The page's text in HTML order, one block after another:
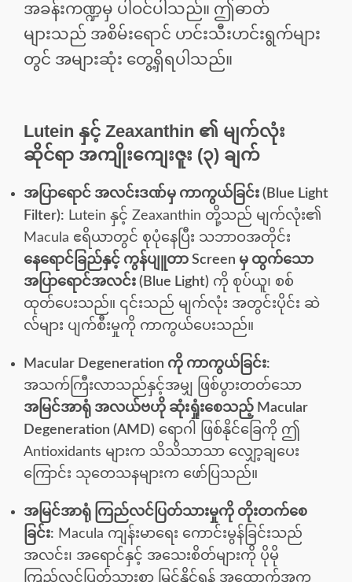
အခန်းကဏ္ဍမှ ပါဝင်ပါသည်။ ဤဓာတ်
များသည် အစိမ်းရောင် ဟင်းသီးဟင်းရွက်များ
တွင် အများဆုံး တွေ့ရှိရပါသည်။
Lutein နှင့် Zeaxanthin ၏ မျက်လုံး
ဆိုင်ရာ အကျိုးကျေးဇူး (၃) ချက်
အပြာရောင် အလင်းဒဏ်မှ ကာကွယ်ခြင်း (Blue Light
Filter): Lutein နှင့် Zeaxanthin တို့သည် မျက်လုံး၏
Macula ဧရိယာတွင် စုပုံနေပြီး သဘာဝအတိုင်း
နေရောင်ခြည်နှင့် ကွန်ပျူတာ Screen မှ ထွက်သော
အပြာရောင်အလင်း (Blue Light) ကို စုပ်ယူ၊ စစ်
ထုတ်ပေးသည်။ ၎င်းသည် မျက်လုံး အတွင်းပိုင်း ဆဲ
လ်များ ပျက်စီးမှုကို ကာကွယ်ပေးသည်။
Macular Degeneration ကို ကာကွယ်ခြင်း:
အသက်ကြီးလာသည်နှင့်အမျှ ဖြစ်ပွားတတ်သော
အမြင်အာရုံ အလယ်ဗဟို ဆုံးရှုံးစေသည့် Macular
Degeneration (AMD) ရောဂါ ဖြစ်နိုင်ခြေကို ဤ
Antioxidants များက သိသိသာသာ လျှော့ချပေး
ကြောင်း သုတေသနများက ဖော်ပြသည်။
အမြင်အာရုံ ကြည်လင်ပြတ်သားမှုကို တိုးတက်စေ
ခြင်း: Macula ကျန်းမာရေး ကောင်းမွန်ခြင်းသည်
အလင်း၊ အရောင်နှင့် အသေးစိတ်များကို ပိုမို
ကြည်လင်ပြတ်သားစွာ မြင်နိုင်ရန် အထောက်အကူ